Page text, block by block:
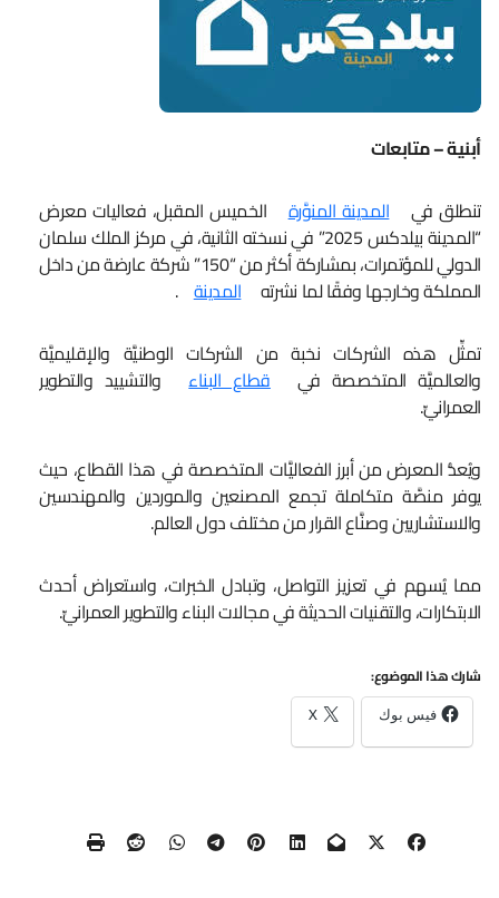
أبنية – متابعات
تنطلق في
المدينة المنوَّرة
الخميس المقبل، فعاليات معرض
“المدينة بيلدكس 2025” في نسخته الثانية، في مركز الملك سلمان
الدولي للمؤتمرات، بمشاركة أكثر من “150” شركة عارضة من داخل
المملكة وخارجها وفقًا لما نشرته المدينة .
تمثِّل هذه الشركات نخبة من الشركات الوطنيَّة والإقليميَّة
والعالميَّة المتخصصة في
قطاع البناء
والتشييد والتطوير
العمرانيِّ.
ويُعدُّ المعرض من أبرز الفعاليَّات المتخصصة في هذا القطاع، حيث
يوفر منصَّة متكاملة تجمع المصنعين والموردين والمهندسين
والاستشاريين وصنَّاع القرار من مختلف دول العالم.
مما يُسهم في تعزيز التواصل، وتبادل الخبرات، واستعراض أحدث
الابتكارات، والتقنيات الحديثة في مجالات البناء والتطوير العمرانيِّ.
شارك هذا الموضوع:
فيس بوك X